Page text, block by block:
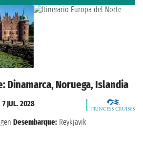
Dinamarca, Noruega, Islandia
7 JUL. 2028
Desembarque: Reykjavik